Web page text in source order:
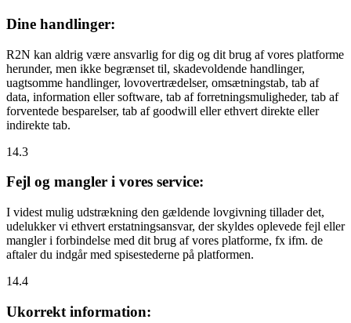
Dine handlinger:
R2N kan aldrig være ansvarlig for dig og dit brug af vores platforme
herunder, men ikke begrænset til, skadevoldende handlinger,
uagtsomme handlinger, lovovertrædelser, omsætningstab, tab af
data, information eller software, tab af forretningsmuligheder, tab af
forventede besparelser, tab af goodwill eller ethvert direkte eller
indirekte tab.
14.3
Fejl og mangler i vores service:
I videst mulig udstrækning den gældende lovgivning tillader det,
udelukker vi ethvert erstatningsansvar, der skyldes oplevede fejl eller
mangler i forbindelse med dit brug af vores platforme, fx ifm. de
aftaler du indgår med spisestederne på platformen.
14.4
Ukorrekt information: